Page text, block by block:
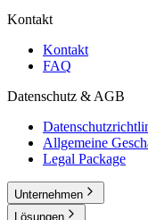
Kontakt
Kontakt
FAQ
Datenschutz & AGB
Allgemeine
Legal Package
Unternehmen
Lösungen